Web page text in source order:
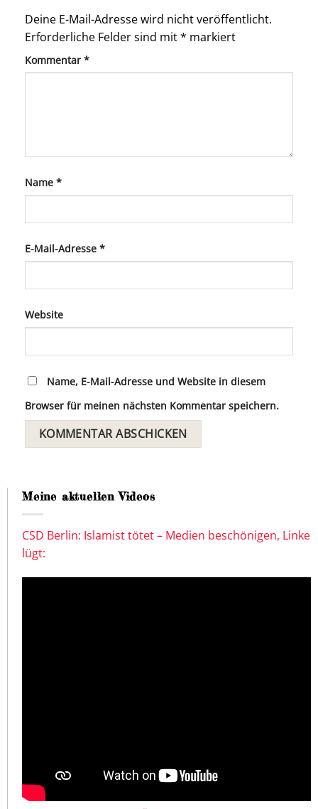
Deine E-Mail-Adresse wird nicht veröffentlicht.
Erforderliche Felder sind mit* markiert
Kommentar *
Name *
E-Mail-Adresse *
Website
Name, E-Mail-Adresse und Website in diesem
Browser für meinen nächsten Kommentar speichern.
Meine aktuellen Videos
CSD Berlin: Islamist tötet – Medien beschönigen, Linke
lügt: